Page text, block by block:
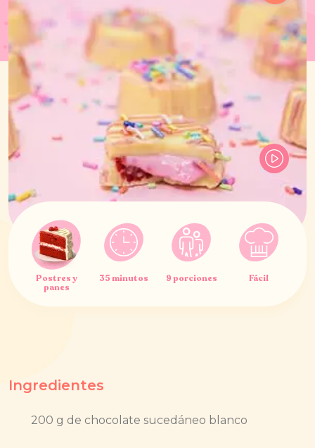
Postres y
panes
35 minutos 9 porciones Fácil
Ingredientes
200 g de chocolate sucedáneo blanco